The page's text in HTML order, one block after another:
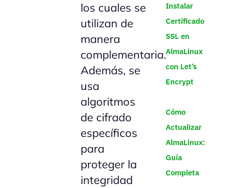
los cuales se
utilizan de
manera
complementaria.
Además, se
usa
algoritmos
de cifrado
específicos
para
proteger la
integridad
Instalar
Certificado
SSL en
AlmaLinux
con Let’s
Encrypt
Cómo
Actualizar
AlmaLinux:
Guía
Completa